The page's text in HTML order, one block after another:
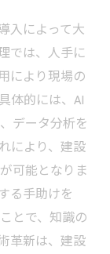
入によって大
では、人手に
により現場の
体的には、AI
データ分析を
により、建設
可能となりま
る手助けを
とで、知識の
革新は、建設